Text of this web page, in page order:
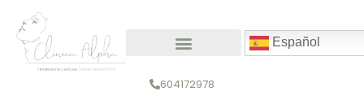
Español
604172978